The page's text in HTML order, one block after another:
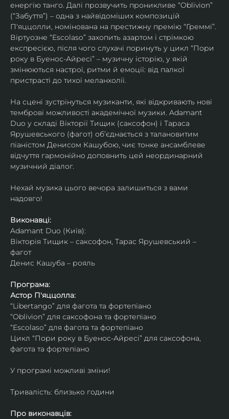
енергію танго. Далі прозвучить проникливе “Oblivion”
(“Забуття”) – одна з найвідоміших композицій
П'яццолли, номінована на престижну премію “Греммі”.
Віртуозне “Escolaso” захопить азартом і стрімкою
експресією, після чого слухачі поринуть у цикл “Пори
року в Буенос-Айресі” – музичну історію, у якій
змінюються настрої, ритми й емоції: від палкої
пристрасті до тихої меланхолії.
На сцені зустрінуться музиканти, які відкривають нові
темброві можливості академічної музики. Adamant
Duo у складі Вікторії Тищик (саксофон) і Тараса
Ярушевського (фагот) об’єднається з талановитим
піаністом Денисом Кашубою, чиє тонке ансамблеве
відчуття гармонійно доповнить цей неординарний
музичний діалог.
Нехай музика цього вечора залишиться з вами
надовго!
Виконавці:
Adamant Duo (Київ):
Вікторія Тищик – саксофон, Тарас Ярушевський –
фагот
Денис Кашуба – рояль
Програма:
Астор П'яццолла:
“Libertango” для фагота та фортепіано
“Oblivion” для саксофона та фортепіано
“Escolaso” для фагота та фортепіано
Цикл “Пори року в Буенос-Айресі” для саксофона,
фагота та фортепіано
У програмі можливі зміни!
Тривалість: близько години
Про виконавців: